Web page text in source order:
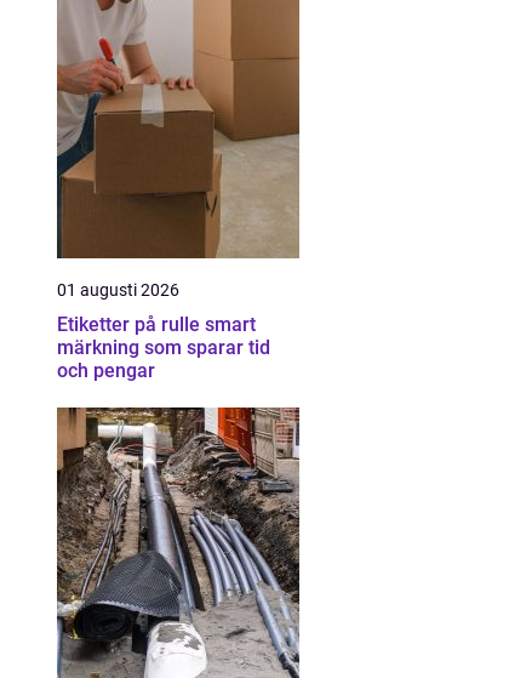
01 augusti 2026
Etiketter på rulle smart
märkning som sparar tid
och pengar